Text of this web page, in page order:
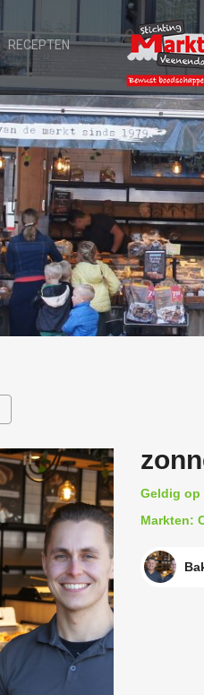
RECEPTEN
Geldig op
Markten: